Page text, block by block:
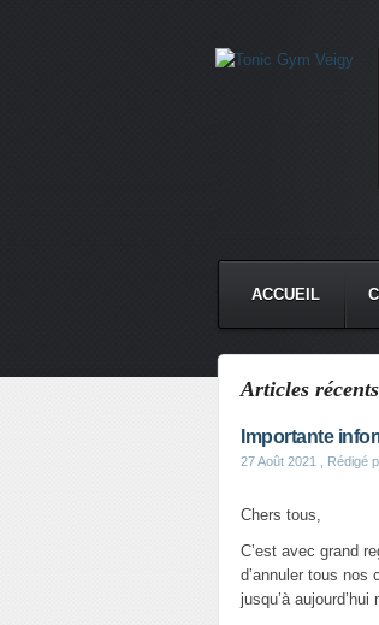
ACCUEIL
Articles récents
Importante
27 Août 2021 , Rédigé
Chers tous,
C’est avec grand
d’annuler tous
jusqu’à